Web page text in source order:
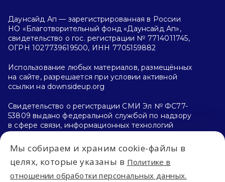
Даунсайд Ап — зарегистрированная в России
НО «Благотворительный фонд «Даунсайд Ап»,
свидетельство о гос. регистрации № 7714011745,
ОГРН 1027739619500, ИНН 7705159882
Использование любых материалов, размещённых
на сайте, разрешается при условии активной
ссылки на downsideup.org
Свидетельство о регистрации СМИ Эл № ФС77-
53809 выдано федеральной службой по надзору
в сфере связи, информационных технологий
и массовых коммуникаций (Роскомнадзор)
26.04.2013 г.
Политика конфиденциальности
Мы собираем и храним cookie-файлы в
целях, которые указаны в Политике в
отношении обработки персональных данных.